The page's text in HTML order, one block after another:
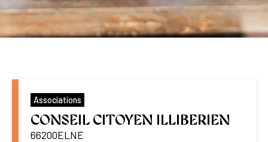
Associations
CONSEIL CITOYEN ILLIBERIEN
66200ELNE